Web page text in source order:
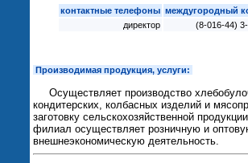
контактные телефоны междугородный
директор
(8-016-44)
Производимая продукция, услуги:
Осуществляет производство
кондитерских, колбасных изделий и
заготовку сельскохозяйственной
филиал осуществляет розничную и
внешнеэкономическую деятельность.